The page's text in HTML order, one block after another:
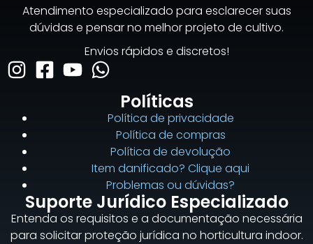
Atendimento especializado para esclarecer suas
dúvidas e pensar no melhor projeto de cultivo.
Envios rápidos e discretos!
Políticas
Política de privacidade
Política de compras
Política de devolução
Item danificado? Clique aqui
Problemas ou dúvidas?
Suporte Jurídico Especializado
Entenda os requisitos e a documentação necessária
para solicitar proteção jurídica no horticultura indoor.